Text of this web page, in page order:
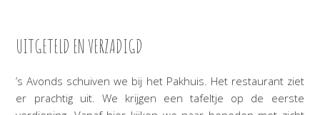
UITGETELD EN VERZADIGD
’s Avonds schuiven we bij het Pakhuis. Het restaurant ziet
er prachtig uit. We krijgen een tafeltje op de eerste